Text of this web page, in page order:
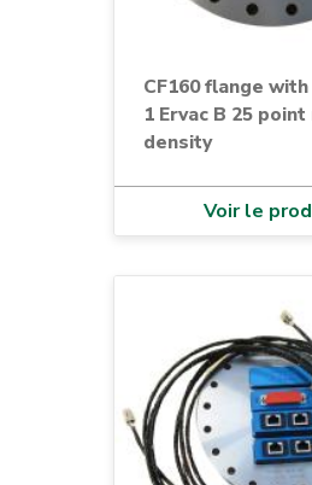
CF160 flange
1 Ervac B 25
density
Voir le